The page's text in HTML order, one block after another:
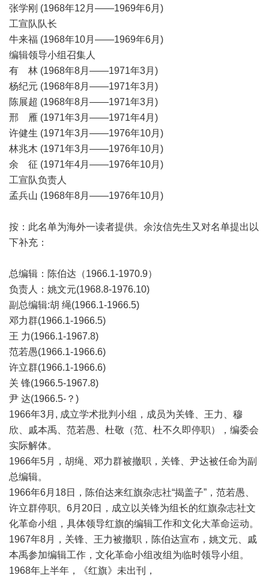
张学刚 (1968年12月——1969年6月)
工宣队队长
牛来福 (1968年10月——1969年6月)
编辑领导小组召集人
有 林 (1968年8月——1971年3月)
杨纪元 (1968年8月——1971年3月)
陈展超 (1968年8月——1971年3月)
邢 雁 (1971年3月——1971年4月)
许健生 (1971年3月——1976年10月)
林兆木 (1971年3月——1976年10月)
余 征 (1971年4月——1976年10月)
工宣队负责人
孟兵山 (1968年8月——1976年10月)
按：此名单为海外一读者提供。余汝信先生又对名单提出以
下补充：
总编辑：陈伯达（1966.1-1970.9）
负责人：姚文元(1968.8-1976.10)
副总编辑:胡 绳(1966.1-1966.5)
邓力群(1966.1-1966.5)
王 力(1966.1-1967.8)
范若愚(1966.1-1966.6)
许立群(1966.1-1966.6)
关 锋(1966.5-1967.8)
尹 达(1966.5-？)
1966年3月, 成立学术批判小组，成员为关锋、王力、穆
欣、戚本禹、范若愚、杜敬（范、杜不久即停职），编委会
实际解体。
1966年5月，胡绳、邓力群被撤职，关锋、尹达被任命为副
总编辑。
1966年6月18日，陈伯达来红旗杂志社“揭盖子”，范若愚、
许立群停职。6月20日，成立以关锋为组长的红旗杂志社文
化革命小组，具体领导红旗的编辑工作和文化大革命运动。
1967年8月，关锋、王力被撤职，陈伯达宣布，姚文元、戚
本禹参加编辑工作，文化革命小组改组为临时领导小组。
1968年上半年，《红旗》未出刊，